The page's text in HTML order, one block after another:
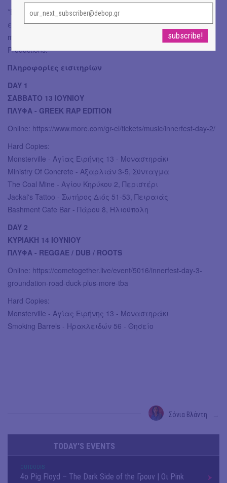
*Εντός του χώρου θα λειτουργούν bar - κυλικεία για την
εξυπηρέτηση του κοινού, και θα διατίθεται official
merchandise των καλλιτεχνών και της Innersense
Productions.
Πληροφορίες εισιτηρίων
DAY 1
ΣΑΒΒΑΤΟ 13 ΙΟΥΝΙΟΥ
ΠΛΥΦΑ - GREEK RAP EDITION
Online: https://www.more.com/gr-el/tickets/music/innerfest-day-2/
Hard Copies:
Monsterville - Αγίας Ειρήνης 13 - Μοναστηράκι
Ministry Of Concrete - Αξαρλιάν 3-5, Σύνταγμα
The Coal Mine - Αγίου Κηρύκου 2, Περιστέρι
Jackal's Tattoo - Σωτήρος Διός 51-53, Πειραιάς
Bashment Cafe Bar - Πάρου 8, Ηλιούπολη
DAY 2
ΚΥΡΙΑΚΗ 14 ΙΟΥΝΙΟΥ
ΠΛΥΦΑ - REGGAE / DUB / ROOTS
Online: https://cometogether.live/event/5016/innerfest-day-3-
groundation-road-duck-plus-more-tba
Hard Copies:
Monsterville - Αγίας Ειρήνης 13 - Μοναστηράκι
Smoking Barrels - Ηρακλειδών 56 - Θησείο
Σόνια Βλάντη
TODAY'S EVENTS
OUTDΟORS
4ο Pig Floyd – The Dark Side of the Γρουν | Οι Pink